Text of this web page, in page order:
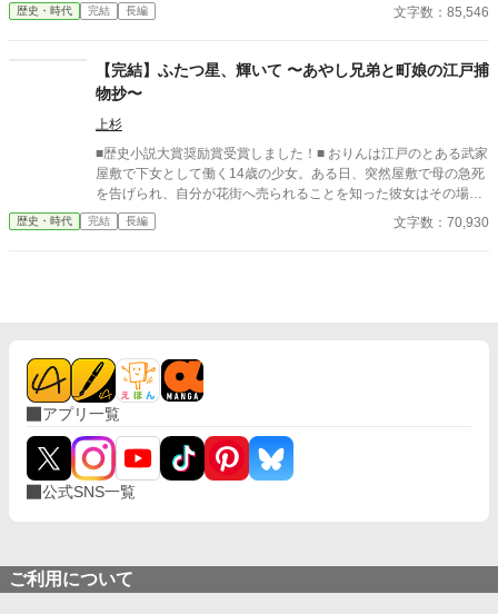
セ坊主、と那津を呼ぶ同心、小平とともに幽霊花魁の正体を追う
がーー。 ※小説家になろうに同タイトルの話を置いています
歴史・時代 完結 長編 文字数：85,546
【完結】ふたつ星、輝いて 〜あやし兄弟と町娘の江戸捕
物抄〜
上杉
■歴史小説大賞奨励賞受賞しました！■ おりんは江戸のとある武家
屋敷で下女として働く14歳の少女。ある日、突然屋敷で母の急死
を告げられ、自分が花街へ売られることを知った彼女はその場か
ら逃げだした。 母は殺されたのかもしれない――そんな絶望のど
ん底にいたおりんに声をかけたのは、奉行所で同心として働く有
り――。 とある秘密を抱えた兄弟と町娘おりんの紡ぐ江戸捕物抄
です！お楽しみください！ ※フィクションです。 ※周辺の歴史事
件などは、史実を踏んでいます。 皆さまご評価頂きありがとうご
ざいました。大変嬉しいです！ 今後も精進してまいります！
歴史・時代 完結 長編 文字数：70,930
アプリ一覧
公式SNS一覧
ご利用について